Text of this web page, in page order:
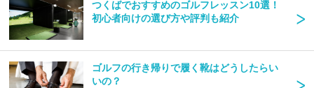
つくばでおすすめのゴルフレッスン10選！
初心者向けの選び方や評判も紹介
ゴルフの行き帰りで履く靴はどうしたらい
いの？